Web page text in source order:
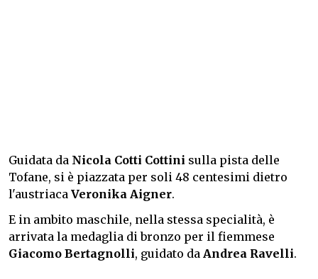
Guidata da Nicola Cotti Cottini sulla pista delle
Tofane, si è piazzata per soli 48 centesimi dietro
l'austriaca Veronika Aigner.
E in ambito maschile, nella stessa specialità, è
arrivata la medaglia di bronzo per il fiemmese
Giacomo Bertagnolli, guidato da Andrea Ravelli.